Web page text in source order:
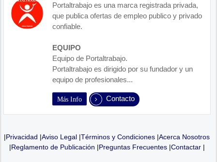
Portaltrabajo es una marca registrada privada,
que publica ofertas de empleo publico y privado
confiable.
EQUIPO
Equipo de Portaltrabajo.
Portaltrabajo es dirigido por su fundador y un
equipo de profesionales...
Más Info Contacto
|Privacidad |Aviso Legal |Términos y Condiciones |Acerca Nosotros
|Reglamento de Publicación |Preguntas Frecuentes|Contactar|